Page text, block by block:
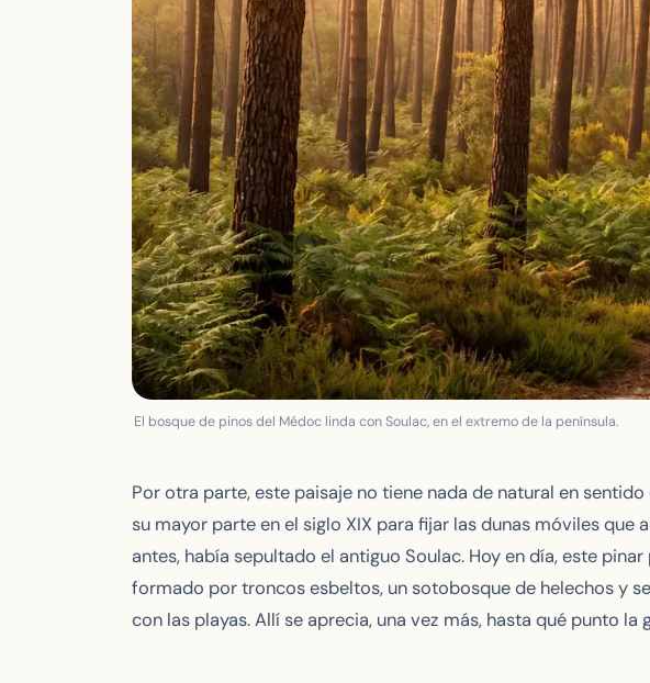
El bosque de pinos del Médoc linda con Soulac, en el extremo de la península.
Por otra parte, este paisaje no tiene nada de natural en
su mayor parte en el siglo XIX para fijar las dunas móviles
antes, había sepultado el antiguo Soulac. Hoy en día, este
formado por troncos esbeltos, un sotobosque de helechos y
con las playas. Allí se aprecia, una vez más, hasta qué punto